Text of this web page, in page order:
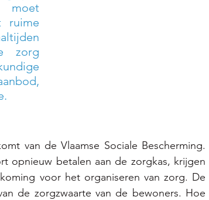
ruime
zorg
van de Vlaamse Sociale Bescherming.
opnieuw betalen aan de zorgkas, krijgen
voor het organiseren van zorg. De
de zorgzwaarte van de bewoners. Hoe